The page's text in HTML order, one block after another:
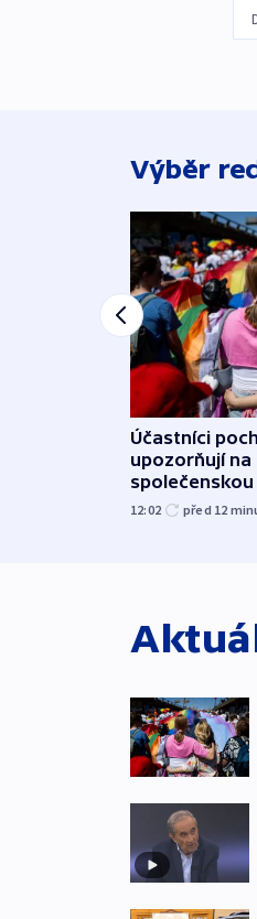
Výběr
Účastníci
upozorňují
12:02 před 12